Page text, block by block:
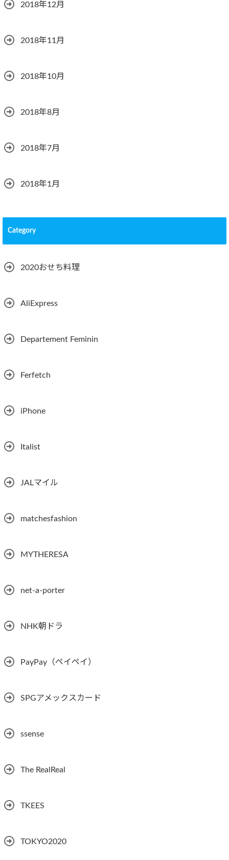
2018年12月
2018年11月
2018年10月
2018年8月
2018年7月
2018年1月
Category
2020おせち料理
AliExpress
Departement Feminin
Ferfetch
iPhone
Italist
JALマイル
matchesfashion
MYTHERESA
net-a-porter
NHK朝ドラ
PayPay（ペイペイ）
SPGアメックスカード
ssense
The RealReal
TKEES
TOKYO2020